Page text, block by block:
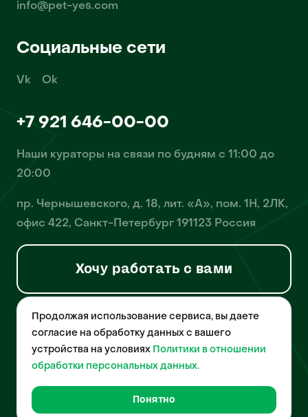
info@pet-yes.com
Социальные сети
Vk Ok
+7 921 646-00-00
Наши кураторы на связи по будням с 11:00 до
20:00
пр. Чернышевского, д. 18, лит. «А», пом. 1Н, 2ЛК,
офис 422, Санкт-Петербург 191123 Россия
Хочу работать с вами
© 2026 Pet-Yes. ООО «Биржа домашних животных «Пет-Ес»
осуществляет деятельность в области информационных
технологий, деятельность по разработке и эксплуатации
собственного программного обеспечения, деятельность
порталов в информационно-коммуникационной сети Интернет и
домашних животных», свидетельство о регистрации
№2021612018 от 10 февраля 2021 года.
Продолжая использование сервиса, вы даете
согласие на обработку данных с вашего
устройства на условиях Политики в отношении
обработки персональных данных.
Понятно